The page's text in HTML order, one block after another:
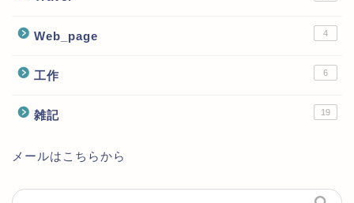
Web_page 4
工作 6
雑記 19
メールはこちらから